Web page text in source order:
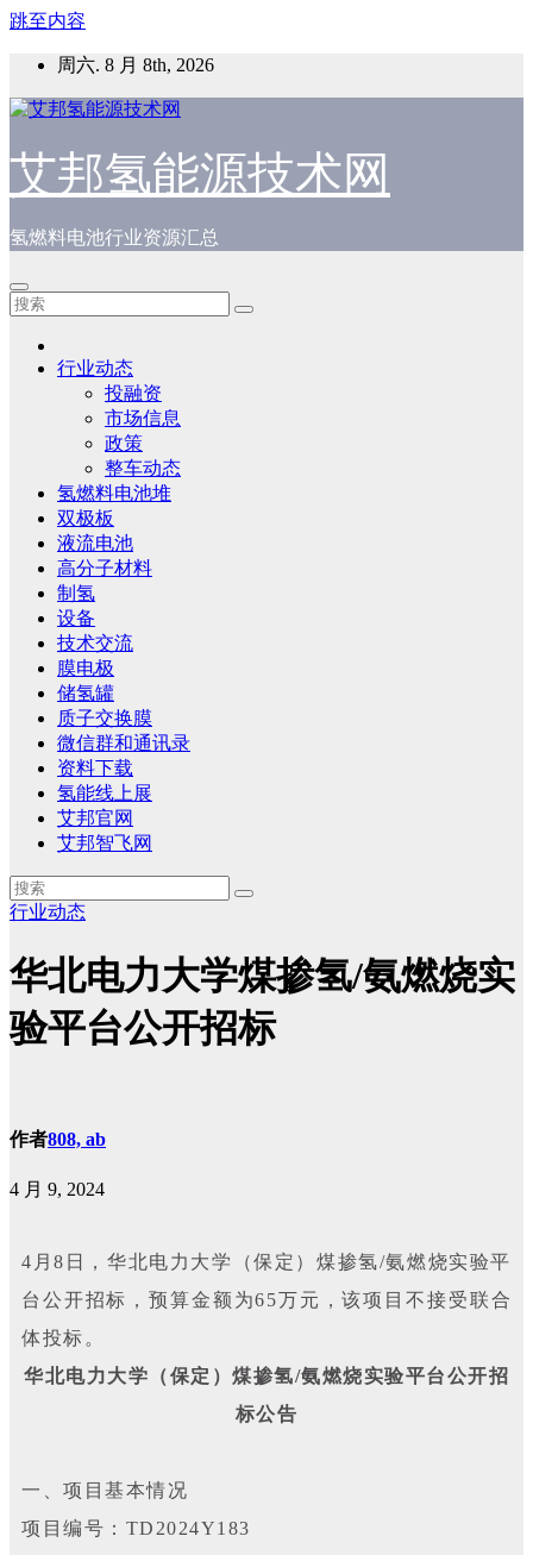
跳至内容
周六. 8 月 8th, 2026
艾邦氢能源技术网
氢燃料电池行业资源汇总
行业动态
投融资
市场信息
政策
整车动态
氢燃料电池堆
双极板
液流电池
高分子材料
制氢
设备
技术交流
膜电极
储氢罐
质子交换膜
微信群和通讯录
资料下载
氢能线上展
艾邦官网
艾邦智飞网
行业动态
华北电力大学煤掺氢/氨燃烧实
验平台公开招标
作者808, ab
4 月 9, 2024
4月8日，华北电力大学（保定）煤掺氢/氨燃烧实验平
台公开招标，预算金额为65万元，该项目不接受联合
体投标。
华北电力大学（保定）煤掺氢/氨燃烧实验平台公开招
标公告
一、项目基本情况
项目编号：TD2024Y183